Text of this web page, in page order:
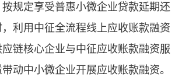
规定享受普惠小微企业贷款延期还
利用中征全流程线上应收账款融资
链核心企业与中征应收账款融资服
动中小微企业开展应收账款融资。